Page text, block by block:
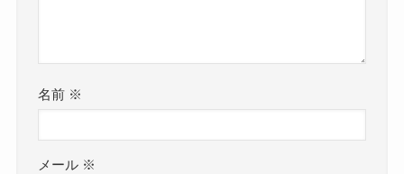
名前 ※
メール ※